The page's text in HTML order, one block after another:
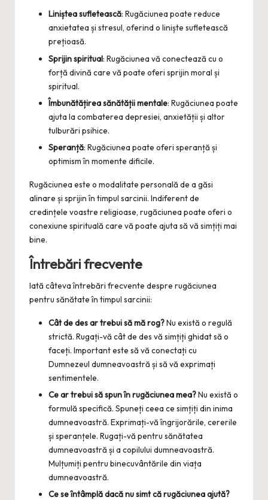
Liniștea sufletească: Rugăciunea poate reduce
anxietatea și stresul, oferind o liniște sufletească
prețioasă.
Sprijin spiritual: Rugăciunea vă conectează cu o
forță divină care vă poate oferi sprijin moral și
spiritual.
Îmbunătățirea sănătății mentale: Rugăciunea poate
ajuta la combaterea depresiei, anxietății și altor
tulburări psihice.
Speranță: Rugăciunea poate oferi speranță și
optimism în momente dificile.
Rugăciunea este o modalitate personală de a găsi
alinare și sprijin în timpul sarcinii. Indiferent de
credințele voastre religioase, rugăciunea poate oferi o
conexiune spirituală care vă poate ajuta să vă simțiți mai
bine.
Întrebări frecvente
Iată câteva întrebări frecvente despre rugăciunea
pentru sănătate în timpul sarcinii:
Cât de des ar trebui să mă rog?Nu există o regulă
strictă. Rugați-vă cât de des vă simțiți ghidat să o
faceți. Important este să vă conectați cu
Dumnezeul dumneavoastră și să vă exprimați
sentimentele.
Ce ar trebui să spun în rugăciunea mea?Nu există o
formulă specifică. Spuneți ceea ce simțiți din inima
dumneavoastră. Exprimați-vă îngrijorările, cererile
și speranțele. Rugați-vă pentru sănătatea
dumneavoastră și a copilului dumneavoastră.
Mulțumiți pentru binecuvântările din viața
dumneavoastră.
Ce se întâmplă dacă nu simt că rugăciunea ajută?